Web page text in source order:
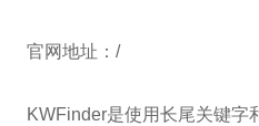
官网地址：/
KWFinder是使用长尾关键字